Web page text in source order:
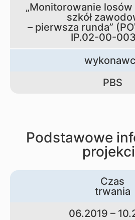
„Monitorowanie
szkół
– pierwsza runda”
IP.02-00-
PBS
Podstawowe
Czas
trwania
06.2019 –